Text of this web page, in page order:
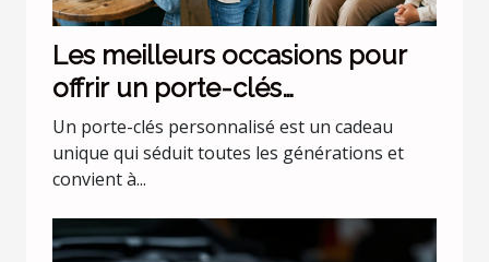
Les meilleurs occasions pour
offrir un porte-clés
personnalisé
Un porte-clés personnalisé est un cadeau
unique qui séduit toutes les générations et
convient à...